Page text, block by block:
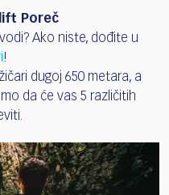
Poreč
Ako niste, dođite u
!
dugoj 650 metara, a
da će vas 5 različitih